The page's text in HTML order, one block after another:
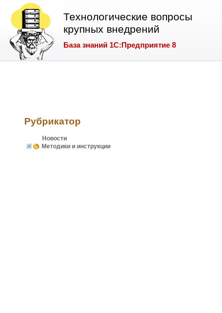
Технологические вопросы
крупных внедрений
База знаний 1С:Предприятие 8
Рубрикатор
Новости
Методики и инструкции